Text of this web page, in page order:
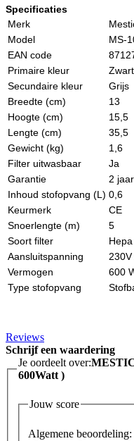
Specificaties
Merk
Model
MS-
EAN code
Primaire kleur
Zwart
Secundaire kleur
Grijs
Breedte (cm)
13
Hoogte (cm)
15,5
Lengte (cm)
35,5
Gewicht (kg)
1,6
Filter uitwasbaar
Ja
Garantie
2 jaar
Inhoud stofopvang (L) 0,6
Keurmerk
CE
Snoerlengte (m)
5
Soort filter
Aansluitspanning
230V
Vermogen
600
Type stofopvang
Reviews
Schrijf een waardering
Je oordeelt over:
600Watt )
Jouw score
Algemene beoordeling: